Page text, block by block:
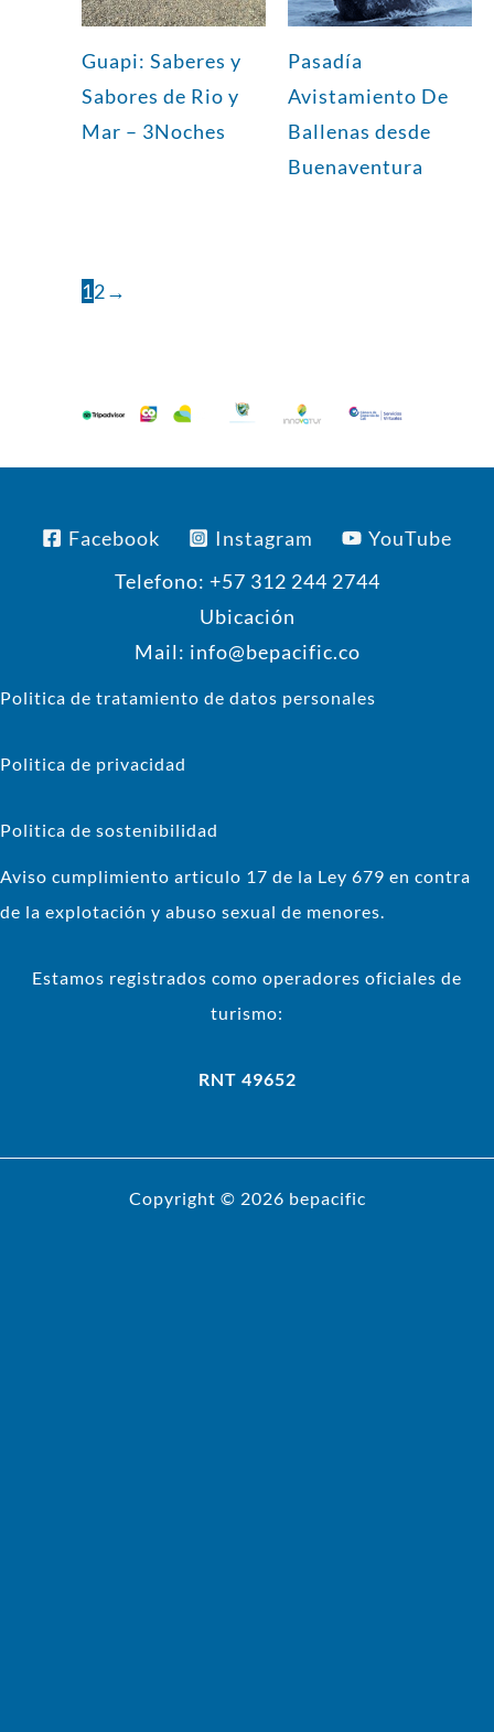
Guapi: Saberes y
Sabores de Rio y
Mar – 3Noches
Pasadía
Avistamiento De
Ballenas desde
Buenaventura
12→
Facebook Instagram
YouTube
Telefono: +57 312 244 2744
Ubicación
Mail: info@bepacific.co
Politica de tratamiento de datos personales
Politica de privacidad
Politica de sostenibilidad
Aviso cumplimiento articulo 17 de la Ley 679 en contra
de la explotación y abuso sexual de menores.
Estamos registrados como operadores oficiales de
turismo:
RNT 49652
Copyright © 2026 bepacific